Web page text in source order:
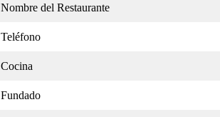
Nombre del Restaurante
Teléfono
Cocina
Fundado